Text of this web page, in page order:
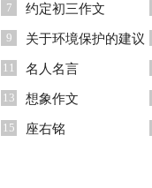
录集合76条
7 约定初三作文
9 关于环境保护的建议
书
11 名人名言
13 想象作文
15 座右铭